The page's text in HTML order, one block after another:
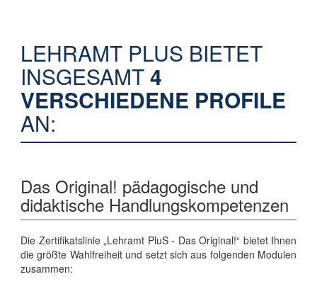
LEHRAMT PLUS BIETET
INSGESAMT4
VERSCHIEDENE PROFILE
AN:
Das Original! pädagogische und
didaktische Handlungskompetenzen
Die Zertifikatslinie „Lehramt PluS - Das Original!“ bietet Ihnen
die größte Wahlfreiheit und setzt sich aus folgenden Modulen
zusammen: